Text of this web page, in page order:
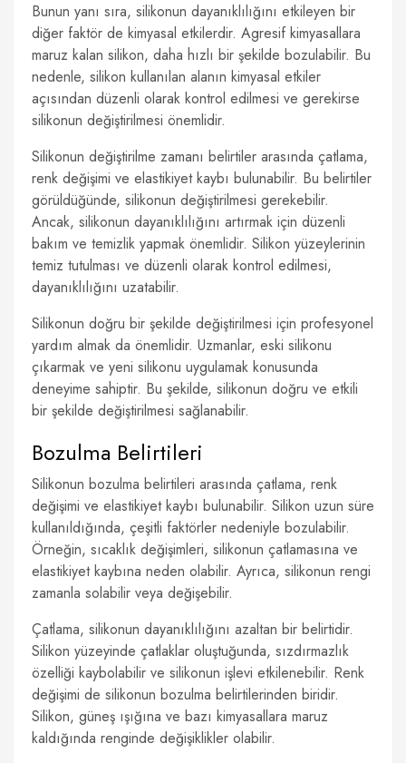
Bunun yanı sıra, silikonun dayanıklılığını etkileyen bir
diğer faktör de kimyasal etkilerdir. Agresif kimyasallara
maruz kalan silikon, daha hızlı bir şekilde bozulabilir. Bu
nedenle, silikon kullanılan alanın kimyasal etkiler
açısından düzenli olarak kontrol edilmesi ve gerekirse
silikonun değiştirilmesi önemlidir.
Silikonun değiştirilme zamanı belirtiler arasında çatlama,
renk değişimi ve elastikiyet kaybı bulunabilir. Bu belirtiler
görüldüğünde, silikonun değiştirilmesi gerekebilir.
Ancak, silikonun dayanıklılığını artırmak için düzenli
bakım ve temizlik yapmak önemlidir. Silikon yüzeylerinin
temiz tutulması ve düzenli olarak kontrol edilmesi,
dayanıklılığını uzatabilir.
Silikonun doğru bir şekilde değiştirilmesi için profesyonel
yardım almak da önemlidir. Uzmanlar, eski silikonu
çıkarmak ve yeni silikonu uygulamak konusunda
deneyime sahiptir. Bu şekilde, silikonun doğru ve etkili
bir şekilde değiştirilmesi sağlanabilir.
Bozulma Belirtileri
Silikonun bozulma belirtileri arasında çatlama, renk
değişimi ve elastikiyet kaybı bulunabilir. Silikon uzun süre
kullanıldığında, çeşitli faktörler nedeniyle bozulabilir.
Örneğin, sıcaklık değişimleri, silikonun çatlamasına ve
elastikiyet kaybına neden olabilir. Ayrıca, silikonun rengi
zamanla solabilir veya değişebilir.
Çatlama, silikonun dayanıklılığını azaltan bir belirtidir.
Silikon yüzeyinde çatlaklar oluştuğunda, sızdırmazlık
özelliği kaybolabilir ve silikonun işlevi etkilenebilir. Renk
değişimi de silikonun bozulma belirtilerinden biridir.
Silikon, güneş ışığına ve bazı kimyasallara maruz
kaldığında renginde değişiklikler olabilir.